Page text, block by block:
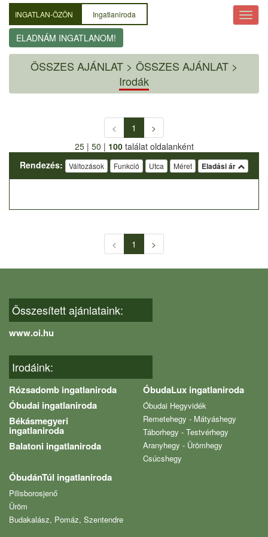
INGATLAN-ÖZÖN Ingatlaniroda
ELADNÁM INGATLANOM!
ÖSSZES AJÁNLAT> ÖSSZES AJÁNLAT >
Irodák
< 1
>
25| 50 | 100találat oldalanként
Rendezés:
Változások Funkció Utca Méret Eladási ár
< 1 >
Összesített ajánlataink:
www.oi.hu
Irodáink:
Rózsadomb ingatlaniroda
Óbudai ingatlaniroda
Békásmegyeri
ingatlaniroda
Balatoni ingatlaniroda
ÓbudaLux ingatlaniroda
Óbudai Hegyvidék
Remetehegy - Mátyáshegy
Táborhegy - Testvérhegy
Aranyhegy - Ürömhegy
Csúcshegy
ÓbudánTúl ingatlaniroda
Pilisborosjenő
Üröm
Budakalász, Pomáz, Szentendre